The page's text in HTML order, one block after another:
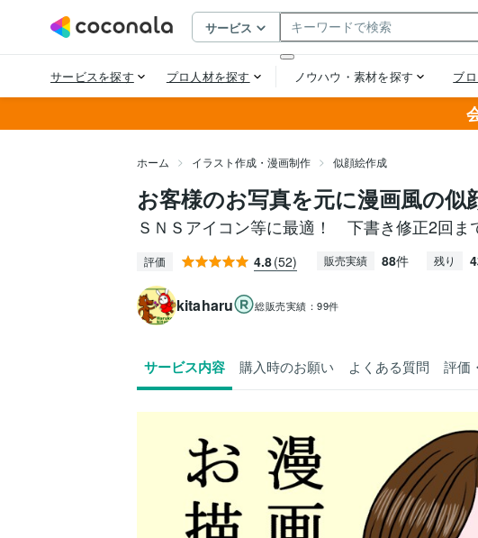
ホーム イラスト作成・漫画制作 似顔絵作成
お客様のお写真を元に漫画風の似
ＳＮＳアイコン等に最適！ 下書き修正2回ま
評価 4.8(52) 販売実績 88件 残り 4
kitaharu 総販売実績：99件
サービス内容 購入時のお願い よくある質問 評価